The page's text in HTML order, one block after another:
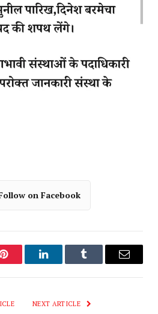
on Facebook
Pinterest LinkedInTumblr Email
NEXT ARTICLE